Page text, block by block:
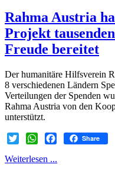
Rahma Austria
Projekt
Freude bereitet
Der humanitäre Hilfsverein
8 verschiedenen Ländern
Verteilungen der Spenden
Rahma Austria von den
unterstützt.
Share
Weiterlesen ...